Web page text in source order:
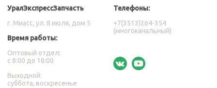
УралЭкспрессЗапчасть
г. Миасс, ул. 8 июля, дом 5
Время работы:
Оптовый отдел:
с 8:00 до 18:00
Выходной:
суббота, воскресенье
Телефоны:
+7(3513)264-354
(многоканальный)